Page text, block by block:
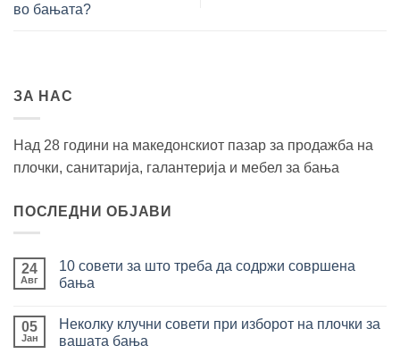
во бањата?
ЗА НАС
Над 28 години на македонскиот пазар за продажба на
плочки, санитарија, галантерија и мебел за бања
ПОСЛЕДНИ ОБЈАВИ
24
Авг
10 совети за што треба да содржи совршена
бања
за
совети
05
Јан
Неколку клучни совети при изборот на плочки за
вашата бања